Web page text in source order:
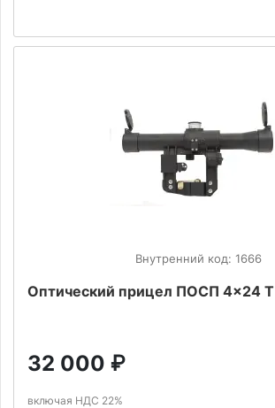
Внутренний код: 1666
Оптический прицел ПОСП 4x24 Т
32 000 ₽
включая НДС 22%